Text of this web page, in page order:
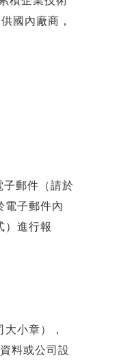
國內廠商，
郵件（請於
電子郵件內
）進行報
小章），
料或公司設